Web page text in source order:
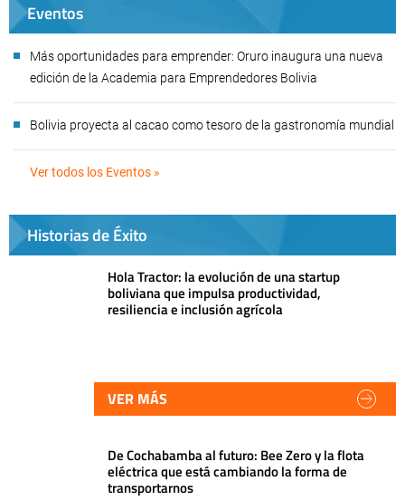
Eventos
Más oportunidades para emprender: Oruro inaugura una nueva
edición de la Academia para Emprendedores Bolivia
Bolivia proyecta al cacao como tesoro de la gastronomía mundial
Ver todos los Eventos »
Historias de Éxito
Hola Tractor: la evolución de una startup
boliviana que impulsa productividad,
resiliencia e inclusión agrícola
VER MÁS
De Cochabamba al futuro: Bee Zero y la flota
eléctrica que está cambiando la forma de
transportarnos